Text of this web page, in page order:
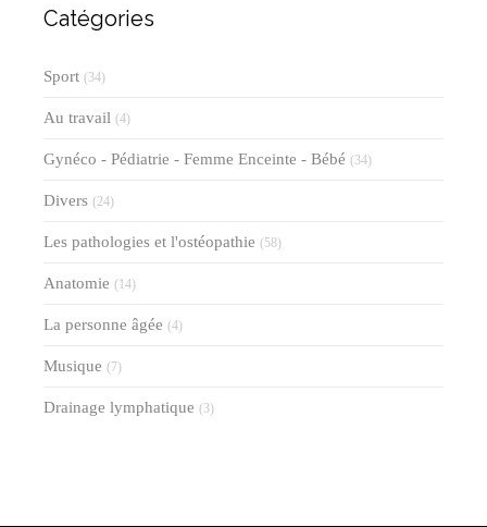
Catégories
Sport (34)
Au travail (4)
Gynéco - Pédiatrie - Femme Enceinte - Bébé (34)
Divers (24)
Les pathologies et l'ostéopathie (58)
Anatomie (14)
La personne âgée (4)
Musique (7)
Drainage lymphatique (3)